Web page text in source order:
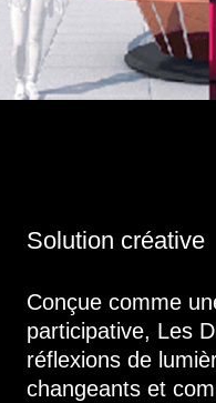
Solution créative
Conçue comme
participative, Les
réflexions de
changeants et